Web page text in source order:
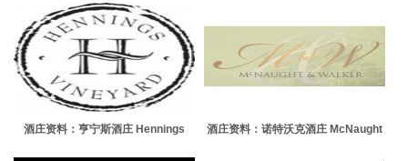
酒庄资料：亨宁斯酒庄 Hennings
酒庄资料：诺特沃克酒庄 McNaught